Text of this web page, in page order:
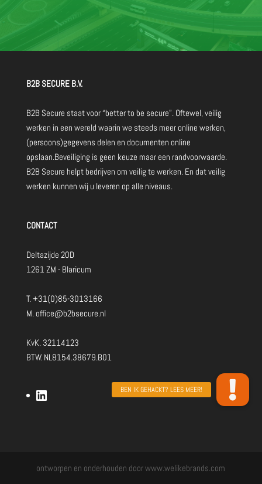
B2B SECURE B.V.
B2B Secure staat voor “better to be secure”. Oftewel, veilig
werken in een wereld waarin we steeds meer online werken,
(persoons)gegevens delen en documenten online
opslaan.Beveiliging is geen keuze maar een randvoorwaarde.
B2B Secure helpt bedrijven om veilig te werken. En dat veilig
werken kunnen wij u leveren op alle niveaus.
CONTACT
Deltazijde 20D
1261 ZM - Blaricum
T. +31(0)85-3013166
M. office@b2bsecure.nl
KvK. 32114123
BTW. NL8154.38679.B01
LinkedIn
ontworpen en onderhouden door www.welikebrands.com